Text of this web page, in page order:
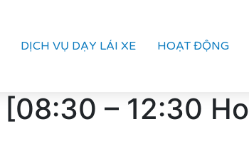
DỊCH VỤ DẠY LÁI XE HOẠT ĐỘNG
– 12:30